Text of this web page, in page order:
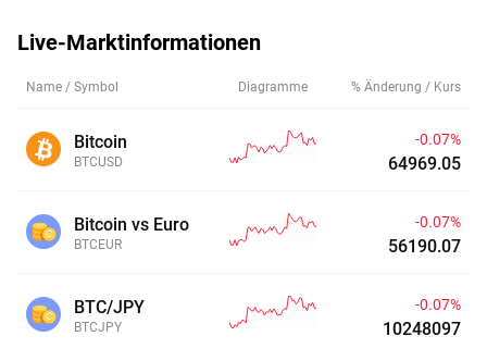
Live-Marktinformationen
Name / Symbol Diagramme % Änderung / Kurs
Bitcoin
BTCUSD
-0.07%
64969.05
Bitcoin vs Euro
BTCEUR
-0.07%
56190.08
BTC/JPY
BTCJPY
-0.07%
10248098